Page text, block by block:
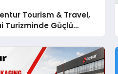
Tourism & Travel,
Turizminde Güçlü
Ağıyla Fark